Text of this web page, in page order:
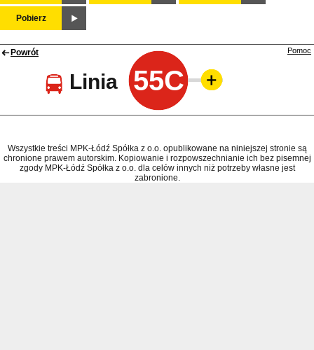
Pobierz
Powrót
Linia 55C
Pomoc
Wszystkie treści MPK-Łódź Spółka z o.o. opublikowane na niniejszej stronie są
chronione prawem autorskim. Kopiowanie i rozpowszechnianie ich bez pisemnej
zgody MPK-Łódź Spółka z o.o. dla celów innych niż potrzeby własne jest
zabronione.